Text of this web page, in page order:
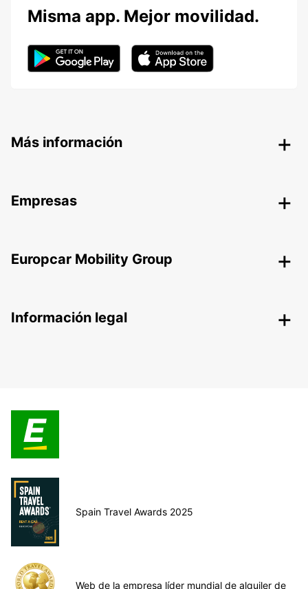
Misma app. Mejor movilidad.
Más información
Empresas
Europcar Mobility Group
Información legal
Spain Travel Awards 2025
Web de la empresa líder mundial de alquiler de